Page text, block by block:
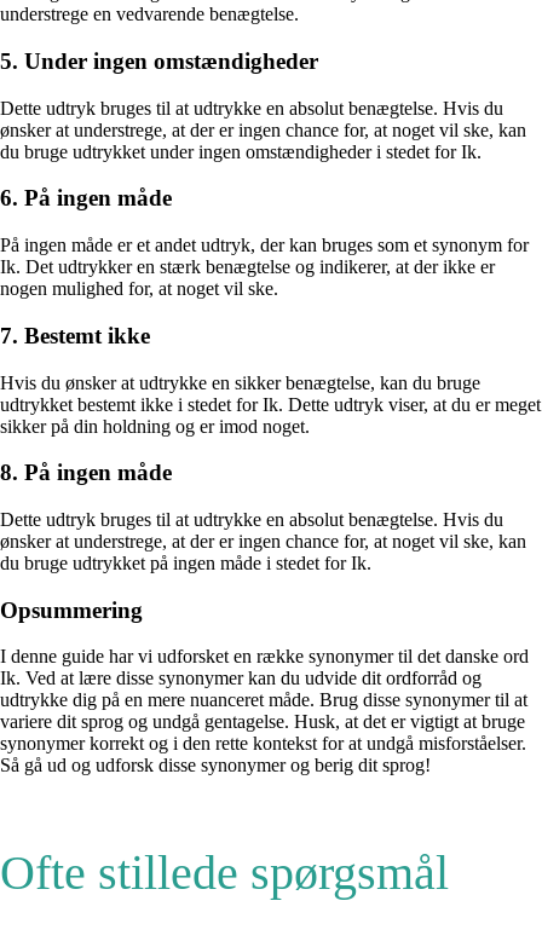
understrege en vedvarende benægtelse.
5. Under ingen omstændigheder
Dette udtryk bruges til at udtrykke en absolut benægtelse. Hvis du
ønsker at understrege, at der er ingen chance for, at noget vil ske, kan
du bruge udtrykket under ingen omstændigheder i stedet for Ik.
6. På ingen måde
På ingen måde er et andet udtryk, der kan bruges som et synonym for
Ik. Det udtrykker en stærk benægtelse og indikerer, at der ikke er
nogen mulighed for, at noget vil ske.
7. Bestemt ikke
Hvis du ønsker at udtrykke en sikker benægtelse, kan du bruge
udtrykket bestemt ikke i stedet for Ik. Dette udtryk viser, at du er meget
sikker på din holdning og er imod noget.
8. På ingen måde
Dette udtryk bruges til at udtrykke en absolut benægtelse. Hvis du
ønsker at understrege, at der er ingen chance for, at noget vil ske, kan
du bruge udtrykket på ingen måde i stedet for Ik.
Opsummering
I denne guide har vi udforsket en række synonymer til det danske ord
Ik. Ved at lære disse synonymer kan du udvide dit ordforråd og
udtrykke dig på en mere nuanceret måde. Brug disse synonymer til at
variere dit sprog og undgå gentagelse. Husk, at det er vigtigt at bruge
synonymer korrekt og i den rette kontekst for at undgå misforståelser.
Så gå ud og udforsk disse synonymer og berig dit sprog!
Ofte stillede spørgsmål